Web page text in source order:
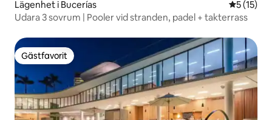
Lägenhet i Bucerías 5 av 5 i
5 (15)
Udara 3 sovrum | Pooler vid stranden, padel + takterrass
Gästfavorit
Gästfavorit